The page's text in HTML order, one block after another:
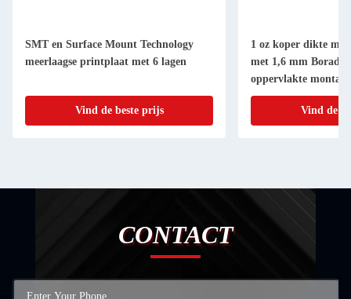
SMT en Surface Mount Technology
meerlaagse printplaat met 6 lagen
Vind de beste prijs
1 oz koper dikte
met 1,6 mm Borad
oppervlakte
Vind de
CONTACT